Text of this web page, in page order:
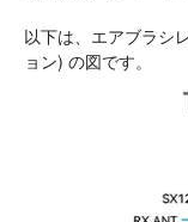
以下は、エアブラシ
ョン) の図です。